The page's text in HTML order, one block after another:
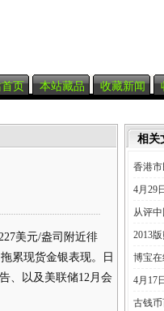
页 本站藏品 收藏新闻
美元/盎司附近徘
累现货金银表现。日
、以及美联储12月会
相关
香港
4月29
从评
2013
博宝
4月17
古钱